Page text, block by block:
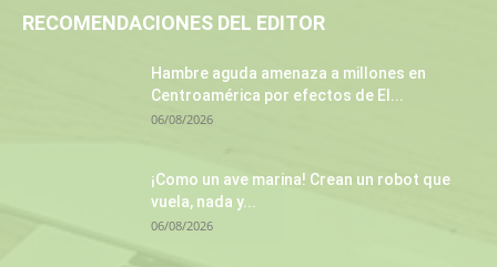
RECOMENDACIONES DEL EDITOR
Hambre aguda amenaza a millones en
Centroamérica por efectos de El...
06/08/2026
¡Como un ave marina! Crean un robot que
vuela, nada y...
06/08/2026